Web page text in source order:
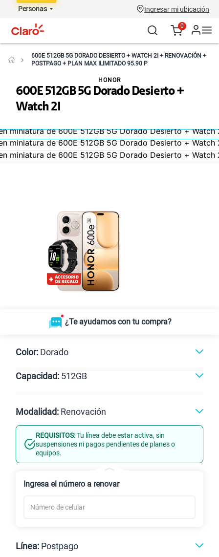
Personas Ingresar mi ubicación
0
600E 512GB 5G DORADO DESIERTO + WATCH 2I + RENOVACIÓN +
POSTPAGO + PLAN MAX ILIMITADO 95.90 P
600E 512GB 5G Dorado Desierto +
Watch 2I
HONOR
¿Te ayudamos con tu compra?
Color: Dorado
Capacidad: 512GB
512GB
Modalidad: Renovación
Línea Nueva Portabilidad
REQUISITOS:Tu línea debe estar activa, sin
suspensiones ni pagos pendientes de planes o
equipos.
Ingresa el número a renovar
Línea: Postpago